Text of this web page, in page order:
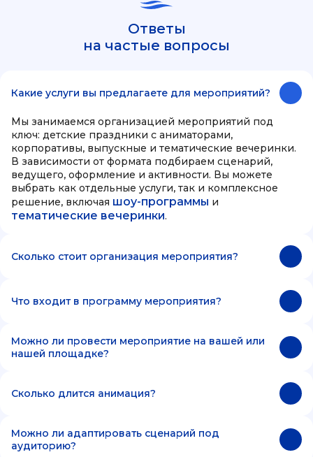
Ответы
на частые вопросы
Какие услуги вы предлагаете для мероприятий?
Мы занимаемся организацией мероприятий под
ключ: детские праздники с аниматорами,
корпоративы, выпускные и тематические вечеринки.
В зависимости от формата подбираем сценарий,
ведущего, оформление и активности. Вы можете
выбрать как отдельные услуги, так и комплексное
решение, включая шоу-программы и
тематические вечеринки.
Сколько стоит организация мероприятия?
Что входит в программу мероприятия?
Можно ли провести мероприятие на вашей или
нашей площадке?
Сколько длится анимация?
Можно ли адаптировать сценарий под
аудиторию?